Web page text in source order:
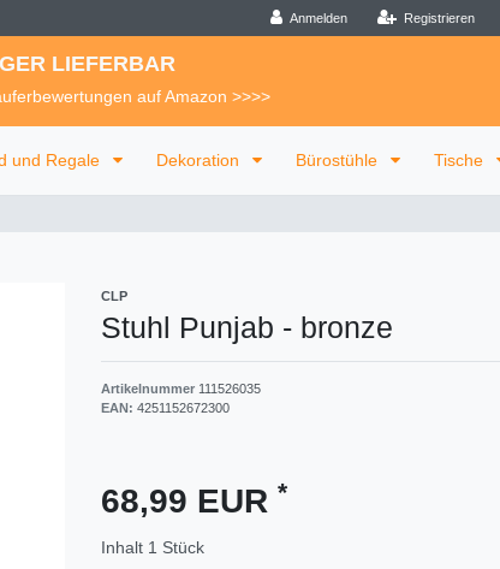
Anmelden Registrieren
LIEFERBAR
auf Amazon >>>>
und Regale Dekoration Bürostühle Tische
CLP
Stuhl Punjab - bronze
Artikelnummer 111526035
EAN: 4251152672300
68,99 EUR *
Inhalt 1 Stück